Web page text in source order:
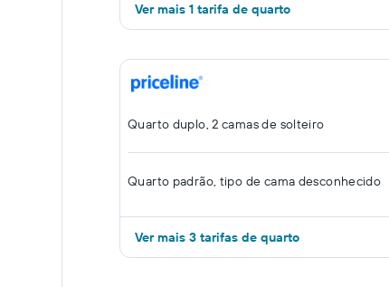
Ver mais 1 tarifa de quarto
Quarto duplo, 2 camas de solteiro
Quarto padrão, tipo de cama desconhecido
Ver mais 3 tarifas de quarto